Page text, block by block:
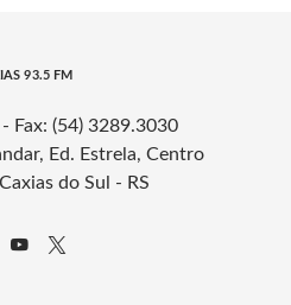
93.5 FM
Fax: (54) 3289.3030
Ed. Estrela, Centro
do Sul - RS